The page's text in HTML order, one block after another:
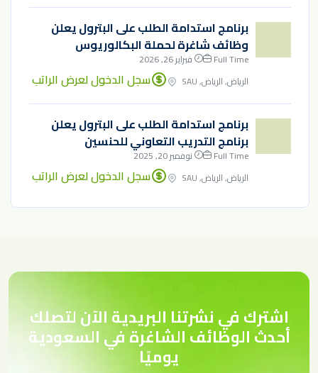
برنامج استدامة الطلب على البترول يعلن
وظائف شاغرة لحملة البكالوريوس
Full Time
فبراير 26, 2026
الرياض, الرياض, SAU
سجل الدخول لعرض الراتب
برنامج استدامة الطلب على البترول يعلن
برنامج التدريب التعاوني للحنسين
Full Time
نوفمبر 20, 2025
الرياض, الرياض, SAU
سجل الدخول لعرض الراتب
اشترك في نشرتنا البريدية الآن لتصلك
أحدث الوظائف الشاغرة في السعودية
يوميًا